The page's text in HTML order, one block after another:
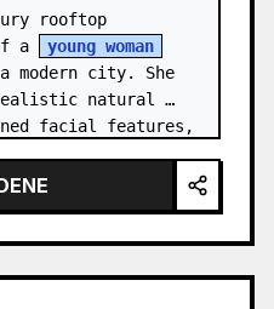
rooftop
a
young woman
modern city. She
natural
facial features,